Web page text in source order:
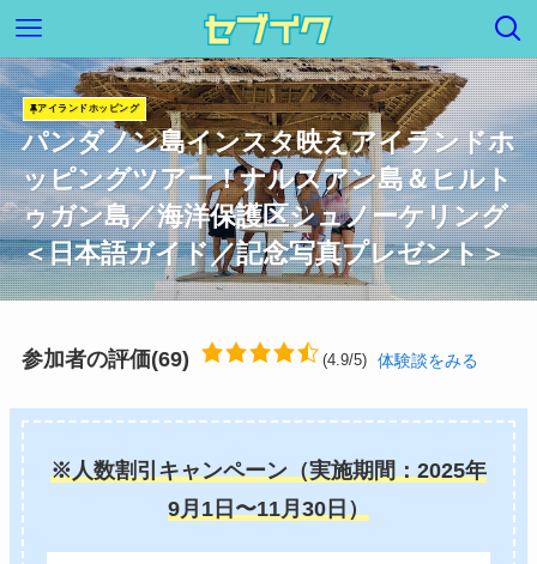
アイランドホッピング
パンダノン島インスタ映えアイランドホ
ッピングツアー！ナルスアン島＆ヒルト
ゥガン島／海洋保護区シュノーケリング
＜日本語ガイド／記念写真プレゼント＞
参加者の評価(69) (4.9/5) 体験談をみる
※人数割引キャンペーン（実施期間：2025年
9月1日〜11月30日）